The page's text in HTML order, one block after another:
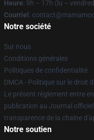
Heure: 9h – 17h (lu –
Courriel :
Notre société
Sur nous
Conditions générales
Politiques de confidentialité
DMCA - Politique sur le droit
Le présent règlement entre
publication au Journal
transparence de la chaîne
Notre soutien